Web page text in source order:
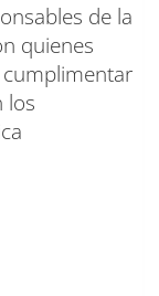
de la
quienes
los